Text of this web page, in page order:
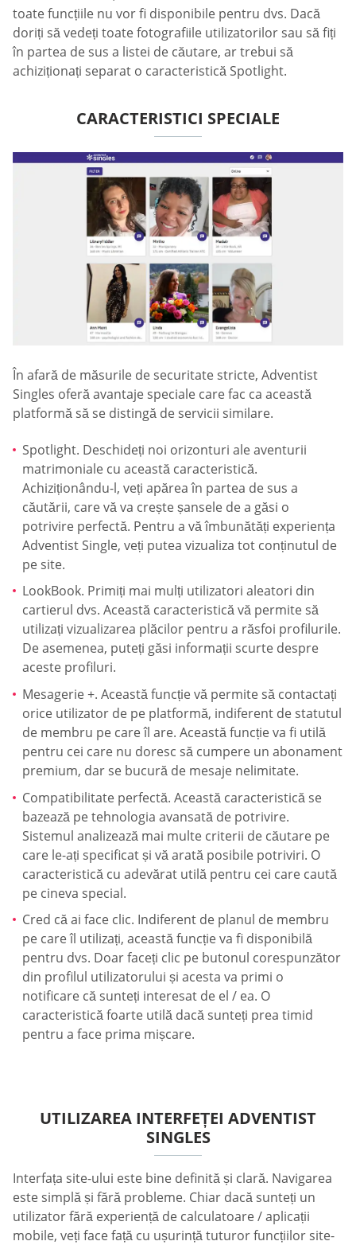
toate funcțiile nu vor fi disponibile pentru dvs. Dacă
doriți să vedeți toate fotografiile utilizatorilor sau să fiți
în partea de sus a listei de căutare, ar trebui să
achiziționați separat o caracteristică Spotlight.
CARACTERISTICI SPECIALE
În afară de măsurile de securitate stricte, Adventist
Singles oferă avantaje speciale care fac ca această
platformă să se distingă de servicii similare.
Spotlight. Deschideți noi orizonturi ale aventurii
matrimoniale cu această caracteristică.
Achiziționându-l, veți apărea în partea de sus a
căutării, care vă va crește șansele de a găsi o
potrivire perfectă. Pentru a vă îmbunătăți experiența
Adventist Single, veți putea vizualiza tot conținutul de
pe site.
LookBook. Primiți mai mulți utilizatori aleatori din
cartierul dvs. Această caracteristică vă permite să
utilizați vizualizarea plăcilor pentru a răsfoi profilurile.
De asemenea, puteți găsi informații scurte despre
aceste profiluri.
Mesagerie +. Această funcție vă permite să contactați
orice utilizator de pe platformă, indiferent de statutul
de membru pe care îl are. Această funcție va fi utilă
pentru cei care nu doresc să cumpere un abonament
premium, dar se bucură de mesaje nelimitate.
Compatibilitate perfectă. Această caracteristică se
bazează pe tehnologia avansată de potrivire.
Sistemul analizează mai multe criterii de căutare pe
care le-ați specificat și vă arată posibile potriviri. O
caracteristică cu adevărat utilă pentru cei care caută
pe cineva special.
Cred că ai face clic. Indiferent de planul de membru
pe care îl utilizați, această funcție va fi disponibilă
pentru dvs. Doar faceți clic pe butonul corespunzător
din profilul utilizatorului și acesta va primi o
notificare că sunteți interesat de el / ea. O
caracteristică foarte utilă dacă sunteți prea timid
pentru a face prima mișcare.
UTILIZAREA INTERFEȚEI ADVENTIST
SINGLES
Interfața site-ului este bine definită și clară. Navigarea
este simplă și fără probleme. Chiar dacă sunteți un
utilizator fără experiență de calculatoare / aplicații
mobile, veți face față cu ușurință tuturor funcțiilor site-